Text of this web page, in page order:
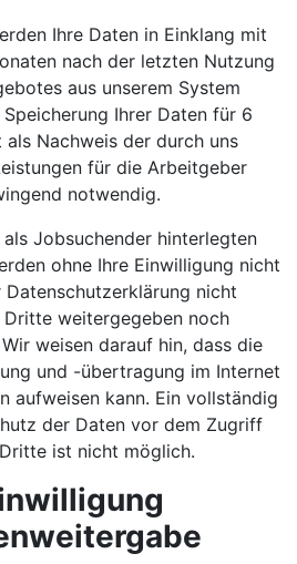
Ihre Daten in Einklang mit
nach der letzten Nutzung
aus unserem System
Ihrer Daten für 6
als Nachweis der durch uns
für die Arbeitgeber
notwendig.
als Jobsuchender hinterlegten
ohne Ihre Einwilligung nicht
Datenschutzerklärung nicht
Dritte weitergegeben noch
weisen darauf hin, dass die
und -übertragung im Internet
aufweisen kann. Ein vollständig
der Daten vor dem Zugriff
ist nicht möglich.